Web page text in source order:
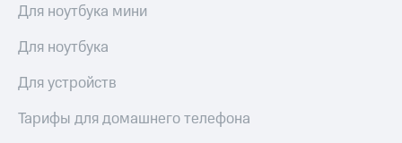
Для ноутбука мини
Для ноутбука
Для устройств
Тарифы для домашнего телефона